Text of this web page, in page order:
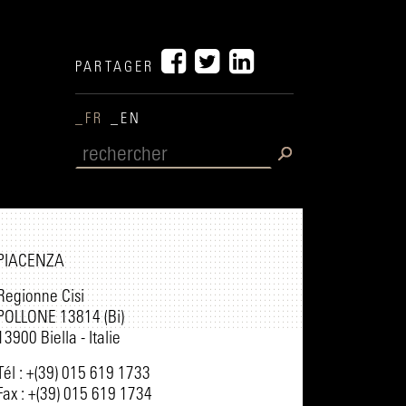
PARTAGER
_FR _EN
Cisi
13814 (Bi)
Biella - Italie
Tél : +(39) 015 619 1733
: +(39) 015 619 1734